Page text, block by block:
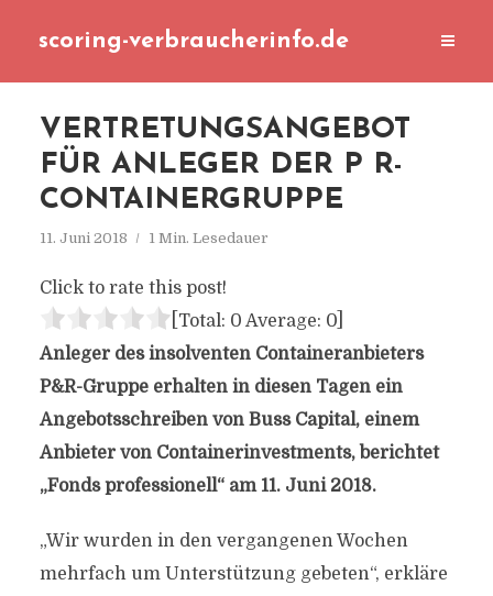
scoring-verbraucherinfo.de
VERTRETUNGSANGEBOT
FÜR ANLEGER DER P R-
CONTAINERGRUPPE
11. Juni 2018 1 Min. Lesedauer
Click to rate this post!
[Total: 0 Average: 0]
Anleger des insolventen Containeranbieters
P&R-Gruppe erhalten in diesen Tagen ein
Angebotsschreiben von Buss Capital, einem
Anbieter von Containerinvestments, berichtet
„Fonds professionell“ am 11. Juni 2018.
„Wir wurden in den vergangenen Wochen
mehrfach um Unterstützung gebeten“, erkläre